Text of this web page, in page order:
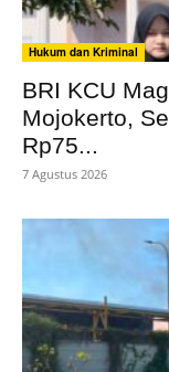
Hukum dan Kriminal
BRI KCU
Mojokerto,
Rp75...
7 Agustus 2026